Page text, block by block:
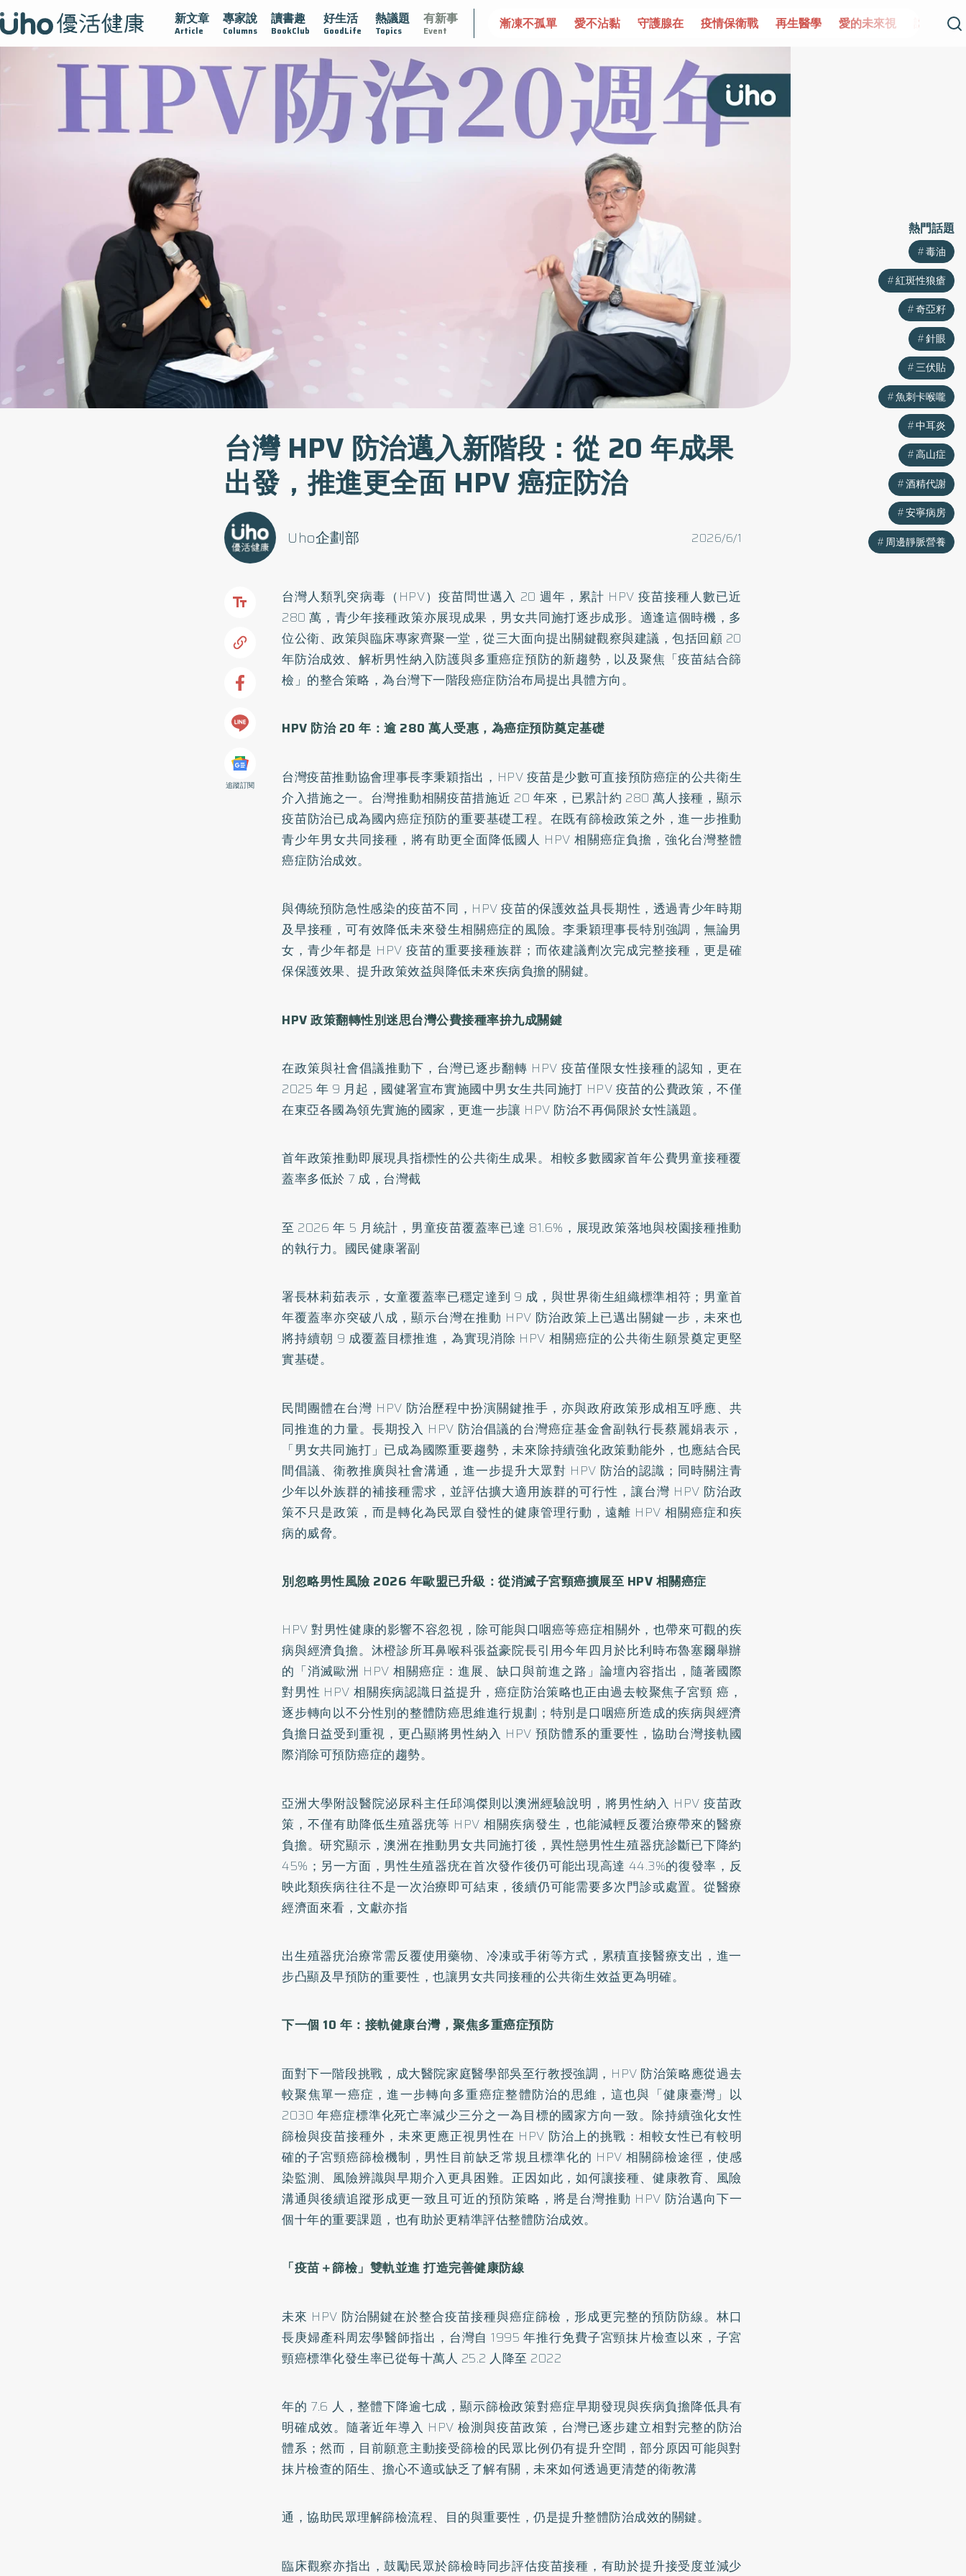
新文章
Article
專家說
Columns
讀書趣
BookClub
好生活
GoodLife
熱議題
Topics
有新事
Event
來視 認識攝護腺肥大 守護骨骼健康 達文西手術專欄 2025植牙指南 漸凍不孤單 愛不沾黏 守護腺在 疫情保衛戰 再生醫學 愛的未來視 認識攝護腺肥大 守
台灣 HPV 防治邁入新階段：從 20 年成果
出發，推進更全面 HPV 癌症防治
2026/6/1
Uho企劃部
追蹤訂閱
台灣人類乳突病毒（HPV）疫苗問世邁入 20 週年，累計 HPV 疫苗接種人數已近
280 萬，青少年接種政策亦展現成果，男女共同施打逐步成形。適逢這個時機，多
位公衛、政策與臨床專家齊聚一堂，從三大面向提出關鍵觀察與建議，包括回顧 20
年防治成效、解析男性納入防護與多重癌症預防的新趨勢，以及聚焦「疫苗結合篩
檢」的整合策略，為台灣下一階段癌症防治布局提出具體方向。
HPV 防治 20 年：逾 280 萬人受惠，為癌症預防奠定基礎
台灣疫苗推動協會理事長李秉穎指出，HPV 疫苗是少數可直接預防癌症的公共衛生
介入措施之一。台灣推動相關疫苗措施近 20 年來，已累計約 280 萬人接種，顯示
疫苗防治已成為國內癌症預防的重要基礎工程。在既有篩檢政策之外，進一步推動
青少年男女共同接種，將有助更全面降低國人 HPV 相關癌症負擔，強化台灣整體
癌症防治成效。
與傳統預防急性感染的疫苗不同，HPV 疫苗的保護效益具長期性，透過青少年時期
及早接種，可有效降低未來發生相關癌症的風險。李秉穎理事長特別強調，無論男
女，青少年都是 HPV 疫苗的重要接種族群；而依建議劑次完成完整接種，更是確
保保護效果、提升政策效益與降低未來疾病負擔的關鍵。
HPV 政策翻轉性別迷思台灣公費接種率拚九成關鍵
在政策與社會倡議推動下，台灣已逐步翻轉 HPV 疫苗僅限女性接種的認知，更在
2025 年 9 月起，國健署宣布實施國中男女生共同施打 HPV 疫苗的公費政策，不僅
在東亞各國為領先實施的國家，更進一步讓 HPV 防治不再侷限於女性議題。
首年政策推動即展現具指標性的公共衛生成果。相較多數國家首年公費男童接種覆
蓋率多低於 7 成，台灣截
至 2026 年 5 月統計，男童疫苗覆蓋率已達 81.6%，展現政策落地與校園接種推動
的執行力。國民健康署副
署長林莉茹表示，女童覆蓋率已穩定達到 9 成，與世界衛生組織標準相符；男童首
年覆蓋率亦突破八成，顯示台灣在推動 HPV 防治政策上已邁出關鍵一步，未來也
將持續朝 9 成覆蓋目標推進，為實現消除 HPV 相關癌症的公共衛生願景奠定更堅
實基礎。
民間團體在台灣 HPV 防治歷程中扮演關鍵推手，亦與政府政策形成相互呼應、共
同推進的力量。長期投入 HPV 防治倡議的台灣癌症基金會副執行長蔡麗娟表示，
「男女共同施打」已成為國際重要趨勢，未來除持續強化政策動能外，也應結合民
間倡議、衛教推廣與社會溝通，進一步提升大眾對 HPV 防治的認識；同時關注青
少年以外族群的補接種需求，並評估擴大適用族群的可行性，讓台灣 HPV 防治政
策不只是政策，而是轉化為民眾自發性的健康管理行動，遠離 HPV 相關癌症和疾
病的威脅。
別忽略男性風險 2026 年歐盟已升級：從消滅子宮頸癌擴展至 HPV 相關癌症
HPV 對男性健康的影響不容忽視，除可能與口咽癌等癌症相關外，也帶來可觀的疾
病與經濟負擔。沐橙診所耳鼻喉科張益豪院長引用今年四月於比利時布魯塞爾舉辦
的「消滅歐洲 HPV 相關癌症：進展、缺口與前進之路」論壇內容指出，隨著國際
對男性 HPV 相關疾病認識日益提升，癌症防治策略也正由過去較聚焦子宮頸 癌，
逐步轉向以不分性別的整體防癌思維進行規劃；特別是口咽癌所造成的疾病與經濟
負擔日益受到重視，更凸顯將男性納入 HPV 預防體系的重要性，協助台灣接軌國
際消除可預防癌症的趨勢。
亞洲大學附設醫院泌尿科主任邱鴻傑則以澳洲經驗說明，將男性納入 HPV 疫苗政
策，不僅有助降低生殖器疣等 HPV 相關疾病發生，也能減輕反覆治療帶來的醫療
負擔。研究顯示，澳洲在推動男女共同施打後，異性戀男性生殖器疣診斷已下降約
45%；另一方面，男性生殖器疣在首次發作後仍可能出現高達 44.3%的復發率，反
映此類疾病往往不是一次治療即可結束，後續仍可能需要多次門診或處置。從醫療
經濟面來看，文獻亦指
出生殖器疣治療常需反覆使用藥物、冷凍或手術等方式，累積直接醫療支出，進一
步凸顯及早預防的重要性，也讓男女共同接種的公共衛生效益更為明確。
下一個 10 年：接軌健康台灣，聚焦多重癌症預防
面對下一階段挑戰，成大醫院家庭醫學部吳至行教授強調，HPV 防治策略應從過去
較聚焦單一癌症，進一步轉向多重癌症整體防治的思維，這也與「健康臺灣」以
2030 年癌症標準化死亡率減少三分之一為目標的國家方向一致。除持續強化女性
篩檢與疫苗接種外，未來更應正視男性在 HPV 防治上的挑戰：相較女性已有較明
確的子宮頸癌篩檢機制，男性目前缺乏常規且標準化的 HPV 相關篩檢途徑，使感
染監測、風險辨識與早期介入更具困難。正因如此，如何讓接種、健康教育、風險
溝通與後續追蹤形成更一致且可近的預防策略，將是台灣推動 HPV 防治邁向下一
個十年的重要課題，也有助於更精準評估整體防治成效。
「疫苗＋篩檢」雙軌並進 打造完善健康防線
未來 HPV 防治關鍵在於整合疫苗接種與癌症篩檢，形成更完整的預防防線。林口
長庚婦產科周宏學醫師指出，台灣自 1995 年推行免費子宮頸抹片檢查以來，子宮
頸癌標準化發生率已從每十萬人 25.2 人降至 2022
年的 7.6 人，整體下降逾七成，顯示篩檢政策對癌症早期發現與疾病負擔降低具有
明確成效。隨著近年導入 HPV 檢測與疫苗政策，台灣已逐步建立相對完整的防治
體系；然而，目前願意主動接受篩檢的民眾比例仍有提升空間，部分原因可能與對
抹片檢查的陌生、擔心不適或缺乏了解有關，未來如何透過更清楚的衛教溝
通，協助民眾理解篩檢流程、目的與重要性，仍是提升整體防治成效的關鍵。
臨床觀察亦指出，鼓勵民眾於篩檢時同步評估疫苗接種，有助於提升接受度並減少
熱門話題
毒油
紅斑性狼瘡
奇亞籽
針眼
三伏貼
魚刺卡喉嚨
中耳炎
高山症
酒精代謝
安寧病房
周邊靜脈營養